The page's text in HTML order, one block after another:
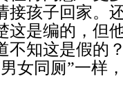
接孩子回家。
这是编的，但
不知这是假的
女同厕”一样